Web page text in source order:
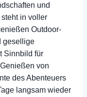
und
in voller
Outdoor-
gesellige
Sinnbild für
von
des Abenteuers
langsam wieder